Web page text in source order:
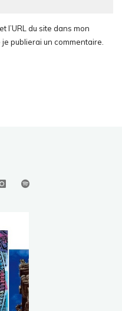
l’URL du site dans mon
publierai un commentaire.